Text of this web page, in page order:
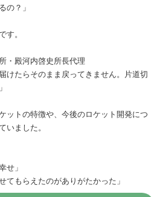
の？」
。
・殿河内啓史所長代理
けたらそのまま戻ってきません。片道切
ットの特徴や、今後のロケット開発につ
いました。
せ」
てもらえたのがありがたかった」